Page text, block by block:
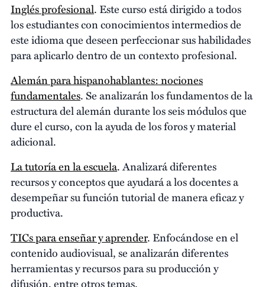
Inglés profesional. Este curso está dirigido a todos
los estudiantes con conocimientos intermedios de
este idioma que deseen perfeccionar sus habilidades
para aplicarlo dentro de un contexto profesional.
Alemán para hispanohablantes: nociones
fundamentales. Se analizarán los fundamentos de la
estructura del alemán durante los seis módulos que
dure el curso, con la ayuda de los foros y material
adicional.
La tutoría en la escuela. Analizará diferentes
recursos y conceptos que ayudará a los docentes a
desempeñar su función tutorial de manera eficaz y
productiva.
TICs para enseñar y aprender. Enfocándose en el
contenido audiovisual, se analizarán diferentes
herramientas y recursos para su producción y
difusión, entre otros temas.